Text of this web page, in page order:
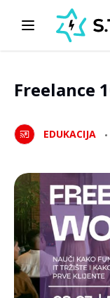
Freelance
EDUKACIJA